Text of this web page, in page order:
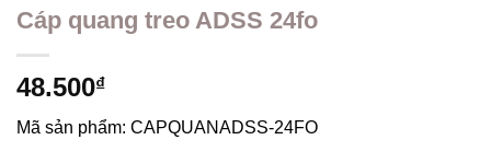
Cáp quang treo ADSS 24fo
48.500₫
Mã sản phẩm: CAPQUANADSS-24FO